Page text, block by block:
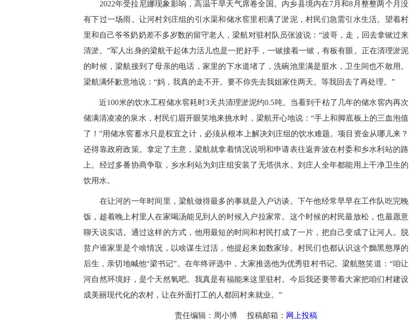
2022年受拉尼娜现象影响，高温干旱天气席卷全国。内乡县境内在7月和8月整整两个月没
有下过一场雨。让河村刘庄组的引水渠和储水窖里积满了淤泥，村民们急需引水生活。望着村
里和自己爷爷奶奶差不多岁数的留守老人，梁航对驻村队员张波说：“波哥，走，回去拿锨过来
清淤。”军人出身的梁航干起体力活儿也是一把好手，一锨接着一锨，有板有眼。正在清理淤泥
的时候，梁航接到了母亲的电话，家里的下水道堵了，洗碗池里满是脏水，卫生间也不敢用。
梁航满怀歉意地说：“妈，我真的走不开。要不你先去我姐家住两天。等我回去了再处理。”
近100米的饮水工程储水窖耗时3天共清理淤泥约0.5吨。当看到干枯了几年的储水窖内再次
储满清凌凌的泉水，村民们眉开眼笑地来挑水时，梁航开心地说：“手上和脚底板上的三血泡值
了！”用储水窖蓄水只是权宜之计，必须从根本上解决刘庄组的饮水难题。项目资金从哪儿来？
还得靠政府政策。拿定了主意，梁航就拿着情况说明和申请表往返奔波在村委和乡水利站的路
上。经过多番协商争取，乡水利站为刘庄组安装了无塔供水。刘庄人全年都能用上干净卫生的
饮用水。
在让河的一年时间里，梁航做得最多的事就是入户访谈。下午他经常早早在工作队吃完晚
饭，趁着晚上村里人在家喝汤能见到人的时候入户拉家常。这个时候的村民最放松，也最愿意
聊天说实话。通过这样的方式，他用最短的时间和村民打成了一片，把自己变成了让河人。脱
贫户谁家里是个啥情况，以啥谋生过活，他提起来如数家珍。村民们也都认识这个黝黑憨厚的
后生，亲切地喊他“梁书记”。在年终评选中，大家推选他为优秀驻村书记。梁航憨笑道：“咱让
河自然环境好，是个天然氧吧。我真是有福能来这里驻村。今后我还要带着大家把咱们村建设
成美丽现代化的农村，让在外面打工的人都回村来就业。”
责任编辑：周小博 投稿邮箱： 网上投稿